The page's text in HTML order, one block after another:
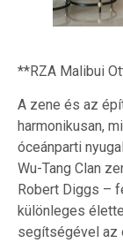
**RZA Malibui
A zene és az
harmonikusan,
óceánparti
Wu-Tang Clan
Robert Diggs –
különleges
segítségével az